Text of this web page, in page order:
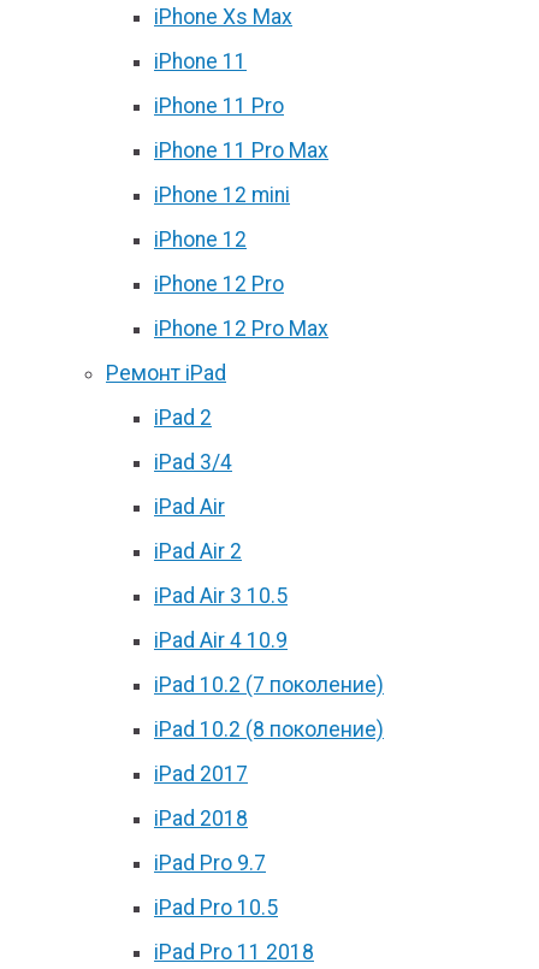
iPhone Xs Max
iPhone 11
iPhone 11 Pro
iPhone 11 Pro Max
iPhone 12 mini
iPhone 12
iPhone 12 Pro
iPhone 12 Pro Max
Ремонт iPad
iPad 2
iPad 3/4
iPad Air
iPad Air 2
iPad Air 3 10.5
iPad Air 4 10.9
iPad 10.2 (7 поколение)
iPad 10.2 (8 поколение)
iPad 2017
iPad 2018
iPad Pro 9.7
iPad Pro 10.5
iPad Pro 11 2018